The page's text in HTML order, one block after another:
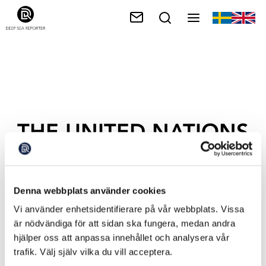
Denna webbplats använder cookies
Vi använder enhetsidentifierare på vår webbplats. Vissa
är nödvändiga för att sidan ska fungera, medan andra
hjälper oss att anpassa innehållet och analysera vår
trafik. Välj själv vilka du vill acceptera.
THE UNITED NATIONS
HIGH SEAS TREATY